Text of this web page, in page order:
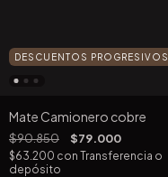
DESCUENTOS PROGRESIVOS
Mate Camionero cobre
$90.850 $79.000
$63.200 con Transferencia o
depósito